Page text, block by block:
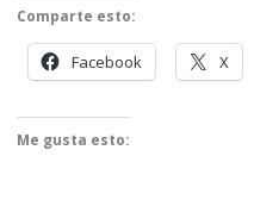
Comparte esto:
Facebook X
Me gusta esto: